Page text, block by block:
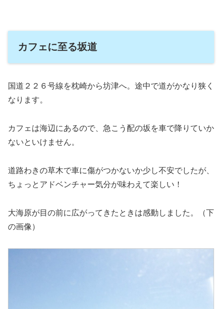
カフェに至る坂道
国道２２６号線を枕崎から坊津へ。途中で道がかなり狭く
なります。
カフェは海辺にあるので、急こう配の坂を車で降りていか
ないといけません。
道路わきの草木で車に傷がつかないか少し不安でしたが、
ちょっとアドベンチャー気分が味わえて楽しい！
大海原が目の前に広がってきたときは感動しました。（下
の画像）